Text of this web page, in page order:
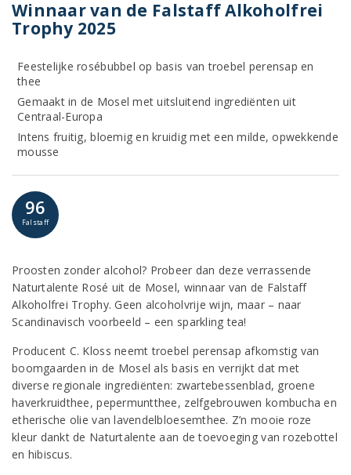
Winnaar van de Falstaff Alkoholfrei
Trophy 2025
Feestelijke rosébubbel op basis van troebel perensap en
thee
Gemaakt in de Mosel met uitsluitend ingrediënten uit
Centraal-Europa
Intens fruitig, bloemig en kruidig met een milde, opwekkende
mousse
96
Falstaff
Proosten zonder alcohol? Probeer dan deze verrassende
Naturtalente Rosé uit de Mosel, winnaar van de Falstaff
Alkoholfrei Trophy. Geen alcoholvrije wijn, maar – naar
Scandinavisch voorbeeld – een sparkling tea!
Producent C. Kloss neemt troebel perensap afkomstig van
boomgaarden in de Mosel als basis en verrijkt dat met
diverse regionale ingrediënten: zwartebessenblad, groene
haverkruidthee, pepermuntthee, zelfgebrouwen kombucha en
etherische olie van lavendelbloesemthee. Z’n mooie roze
kleur dankt de Naturtalente aan de toevoeging van rozebottel
en hibiscus.